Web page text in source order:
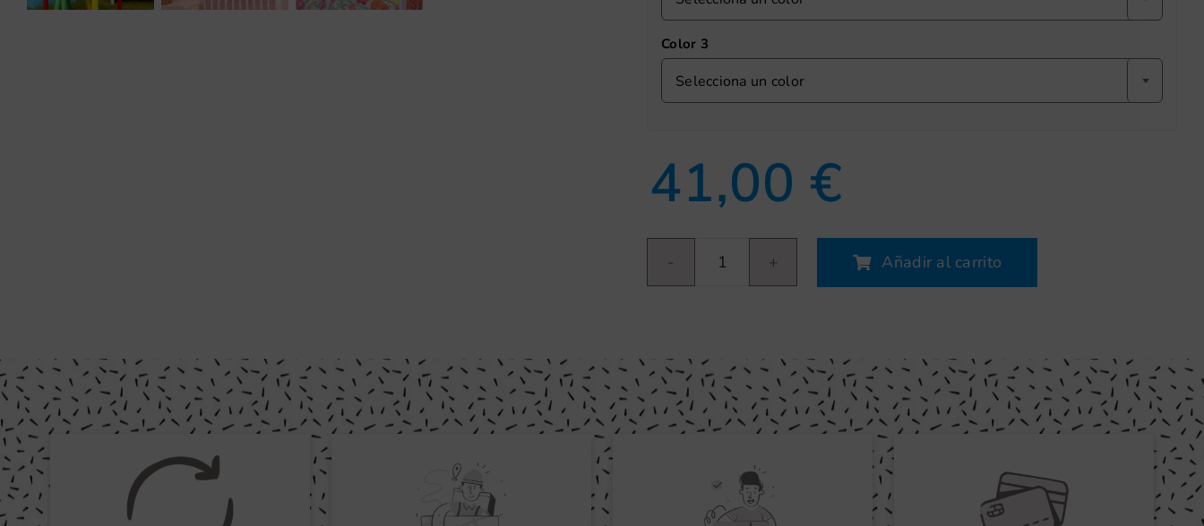
Color 3
Selecciona un color
41,00 €
Búho
cantidad
Añadir al carrito